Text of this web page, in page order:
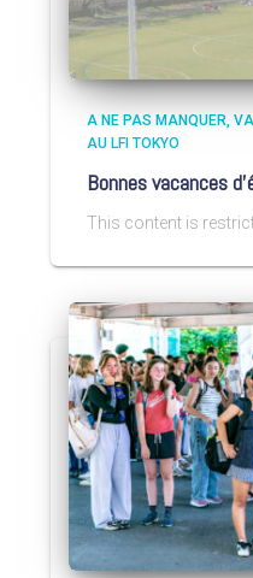
A NE PAS MANQUER
AU LFI TOKYO
Bonnes vacances
This content is